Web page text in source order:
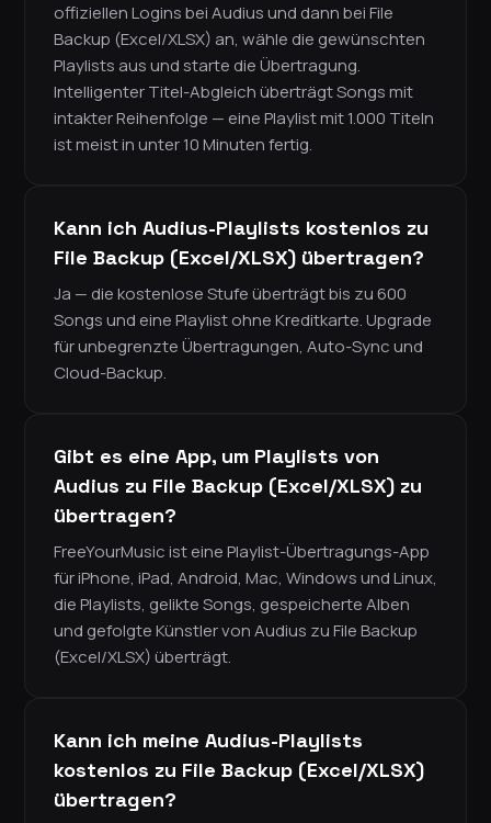
offiziellen Logins bei Audius und dann bei File
Backup (Excel/XLSX) an, wähle die gewünschten
Playlists aus und starte die Übertragung.
Intelligenter Titel-Abgleich überträgt Songs mit
intakter Reihenfolge — eine Playlist mit 1.000 Titeln
ist meist in unter 10 Minuten fertig.
Kann ich Audius-Playlists kostenlos zu
File Backup (Excel/XLSX) übertragen?
Ja — die kostenlose Stufe überträgt bis zu 600
Songs und eine Playlist ohne Kreditkarte. Upgrade
für unbegrenzte Übertragungen, Auto-Sync und
Cloud-Backup.
Gibt es eine App, um Playlists von
Audius zu File Backup (Excel/XLSX) zu
übertragen?
FreeYourMusic ist eine Playlist-Übertragungs-App
für iPhone, iPad, Android, Mac, Windows und Linux,
die Playlists, gelikte Songs, gespeicherte Alben
und gefolgte Künstler von Audius zu File Backup
(Excel/XLSX) überträgt.
Kann ich meine Audius-Playlists
kostenlos zu File Backup (Excel/XLSX)
übertragen?